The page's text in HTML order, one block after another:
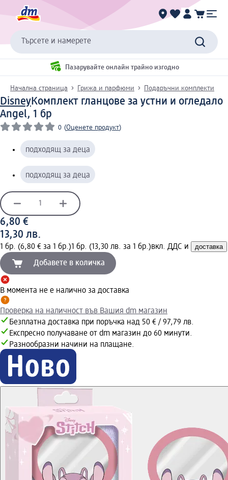
Търсете и намерете
Пазарувайте онлайн трайно изгодно
Начална страница Грижа и парфюми Подаръчни комплекти
DisneyКомплект гланцове за устни и огледало
Angel, 1 бр
0 (Оценете продукт)
подходящ за деца
подходящ за деца
6,80 €
13,30 лв.
1 бр. (6,80 € за 1 бр.)1 бр. (13,30 лв. за 1 бр.)вкл. ДДС и доставка
Добавете в количка
В момента не е налично за доставка
Проверка на наличност във Вашия dm магазин
Безплатна доставка при поръчка над 50 € / 97,79 лв.
Експресно получаване от dm магазин до 60 минути.
Разнообразни начини на плащане.